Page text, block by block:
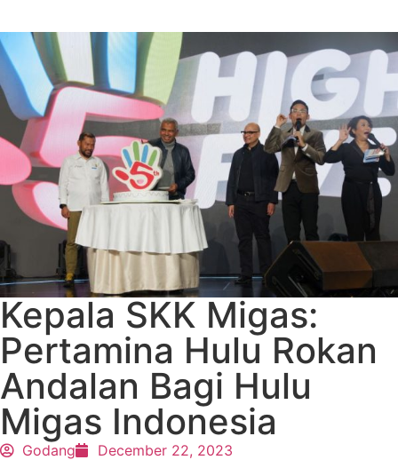
Kepala SKK Migas:
Pertamina Hulu Rokan
Andalan Bagi Hulu
Migas Indonesia
Godang December 22, 2023